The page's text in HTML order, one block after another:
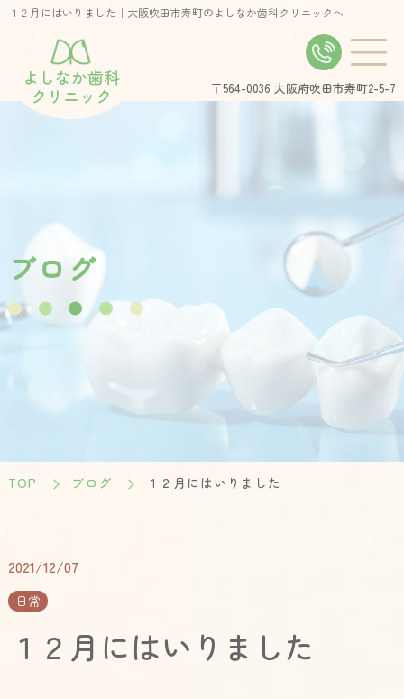
１２月にはいりました｜大阪吹田市寿町のよしなか歯科クリニックへ
よしなか歯科
クリニック
〒564-0036 大阪府吹田市寿町2-5-7
ブロ グ
TOP ブログ １２月にはいりました
2021/12/07
日常
１２月にはいりました